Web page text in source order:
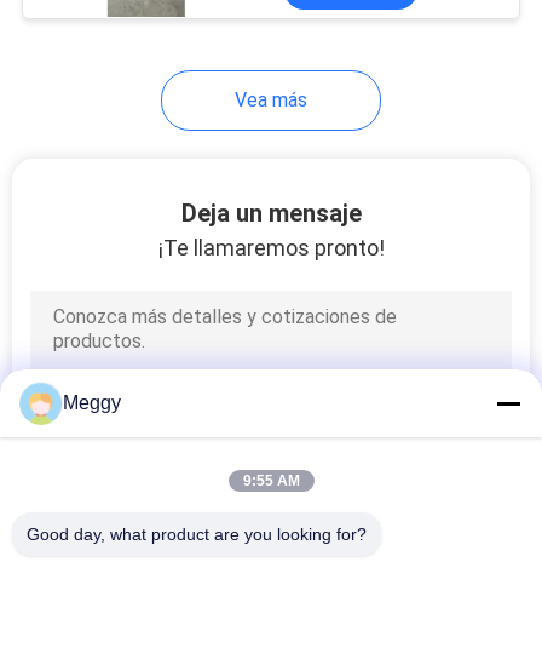
de la porcelana
Vea más
Deja un mensaje
¡Te llamaremos pronto!
Meggy
9:55 AM
Good day, what product are you looking for?